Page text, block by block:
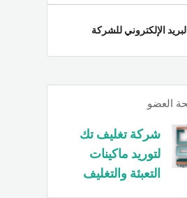
البريد الإلكتروني للشركة
العضو
شركة تغليف تك
لتوريد ماكينات
التعبئة والتغليف